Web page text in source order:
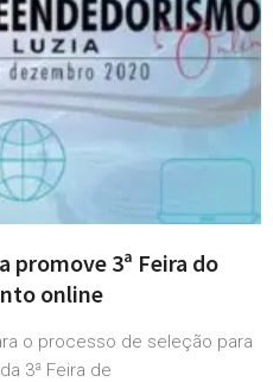
promove 3ª Feira do
online
o processo de seleção para
3ª Feira de